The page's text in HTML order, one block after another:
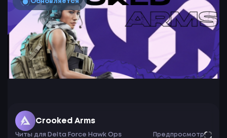
Crooked Arms
Читы для Delta Force Hawk Ops Предпросмотр